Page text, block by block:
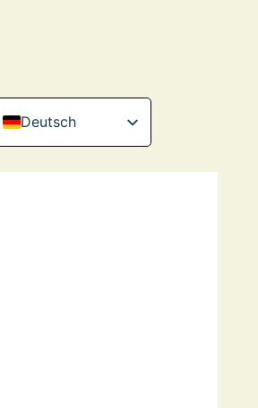
Deutsch
English (Canada)